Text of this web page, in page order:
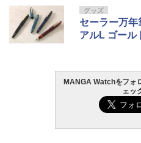
グッズ
セーラー万年
アルL ゴール
MANGA Watchをフォ
ェッ